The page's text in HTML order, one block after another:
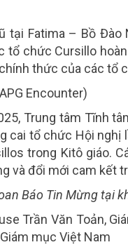
tại Fatima – Bồ
chức Cursillo hoàn
thức của các tổ
Encounter)
Trung tâm Tĩnh
cai tổ chức Hội
trong Kitô giáo.
và đổi mới cam kết
Báo Tin Mừng tại
Trần Văn Toản,
mục Việt Nam